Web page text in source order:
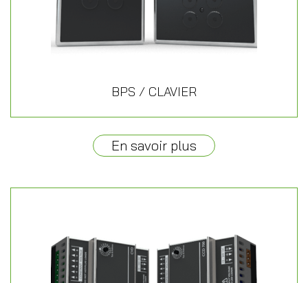
BPS / CLAVIER
En savoir plus